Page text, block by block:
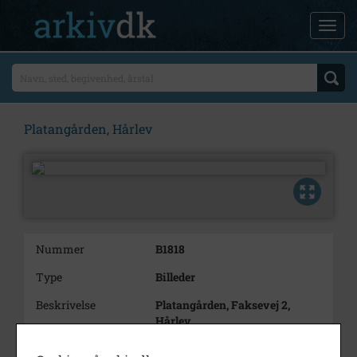
Platangården, Hårlev
Nummer
B1818
Type
Billeder
Beskrivelse
Platangården, Faksevej 2,
Hårlev